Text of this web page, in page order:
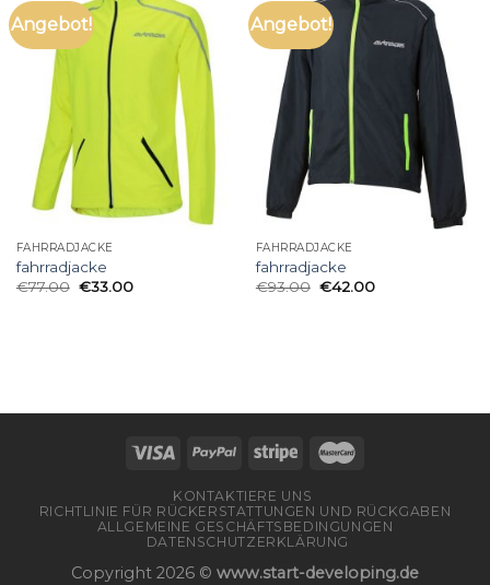
Angebot!
FAHRRADJACKE
fahrradjacke
€77.00 €33.00
Angebot!
FAHRRADJACKE
fahrradjacke
€93.00 €42.00
KONTAKTIERE UNS
RICHTLINIE FÜR RÜCKERSTATTUNGEN UND RÜCKGABEN
ALLGEMEINE GESCHÄFTSBEDINGUNGEN
DATENSCHUTZERKLÄRUNG
Copyright 2026 © www.start-developing.de